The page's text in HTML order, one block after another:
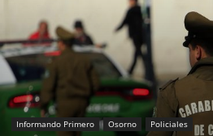
Informando Primero Osorno Policiales